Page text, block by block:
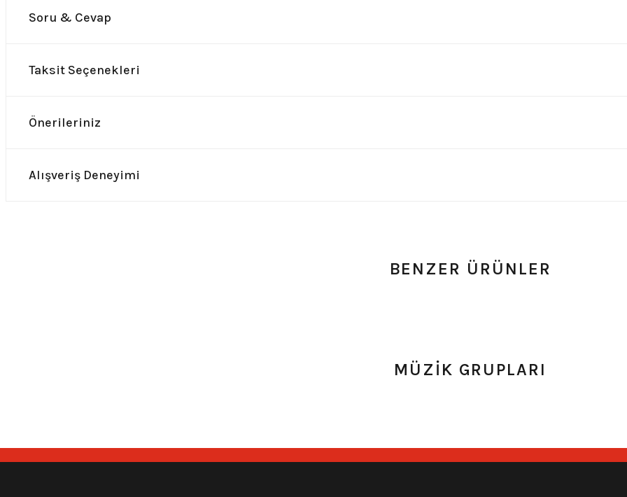
Soru & Cevap
Taksit Seçenekleri
Önerileriniz
Alışveriş Deneyimi
BENZER ÜRÜNLER
0.0 Puan - Yorum
MÜZİK GRUPLARI